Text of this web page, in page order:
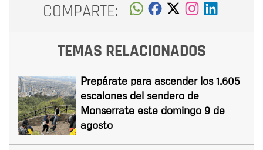
COMPARTE:
TEMAS RELACIONADOS
Prepárate para ascender los 1.605
escalones del sendero de
Monserrate este domingo 9 de
agosto